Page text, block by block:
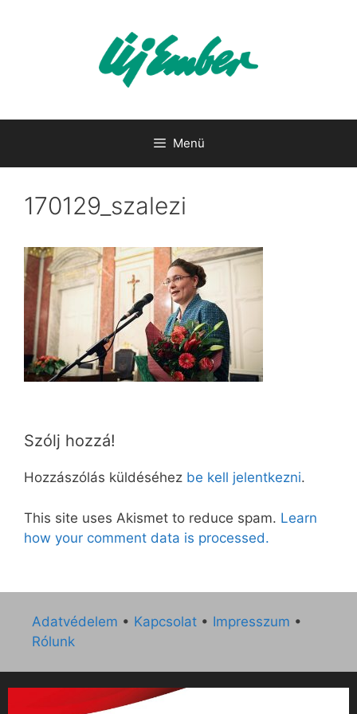
Menü
170129_szalezi
Szólj hozzá!
Hozzászólás küldéséhez be kell jelentkezni.
This site uses Akismet to reduce spam. Learn
how your comment data is processed.
Adatvédelem • Kapcsolat • Impresszum •
Rólunk